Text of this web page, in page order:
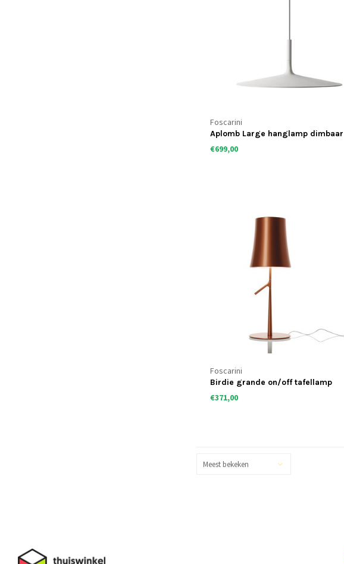
Foscarini
Aplomb Large hanglamp dimbaar
€699,00
Foscarini
Birdie grande on/off tafellamp
€371,00
Meest bekeken